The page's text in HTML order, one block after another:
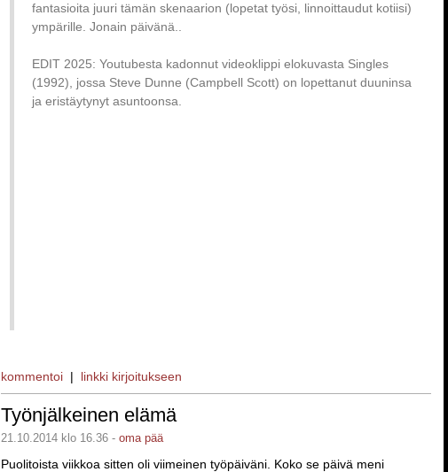
fantasioita juuri tämän skenaarion (lopetat työsi, linnoittaudut kotiisi)
ympärille. Jonain päivänä..
EDIT 2025: Youtubesta kadonnut videoklippi elokuvasta Singles
(1992), jossa Steve Dunne (Campbell Scott) on lopettanut duuninsa
ja eristäytynyt asuntoonsa.
kommentoi| linkki kirjoitukseen
Työnjälkeinen elämä
21.10.2014 klo 16.36 - oma pää
Puolitoista viikkoa sitten oli viimeinen työpäiväni. Koko se päivä meni